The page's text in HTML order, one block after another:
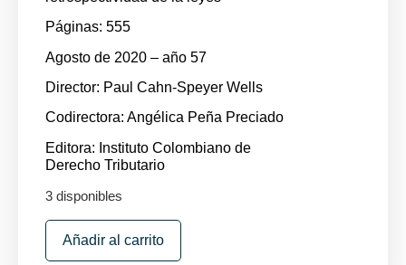
Páginas: 555
Agosto de 2020 – año 57
Director: Paul Cahn-Speyer Wells
Codirectora: Angélica Peña Preciado
Editora: Instituto Colombiano de
Derecho Tributario
3 disponibles
Añadir al carrito